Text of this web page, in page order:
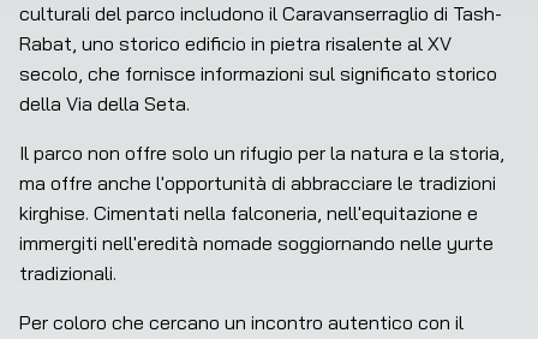
culturali del parco includono il Caravanserraglio di Tash-
Rabat, uno storico edificio in pietra risalente al XV
secolo, che fornisce informazioni sul significato storico
della Via della Seta.
Il parco non offre solo un rifugio per la natura e la storia,
ma offre anche l'opportunità di abbracciare le tradizioni
kirghise. Cimentati nella falconeria, nell'equitazione e
immergiti nell'eredità nomade soggiornando nelle yurte
tradizionali.
Per coloro che cercano un incontro autentico con il